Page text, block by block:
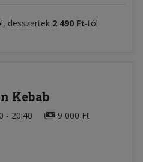
desszertek 2 490 Ft-tól
Kebab
- 20:40 9 000 Ft